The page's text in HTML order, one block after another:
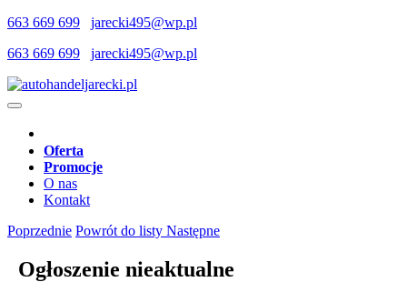
663 669 699
jarecki495@wp.pl
663 669 699
jarecki495@wp.pl
Oferta
Promocje
O nas
Kontakt
Poprzednie Powrót do listy Następne
Ogłoszenie nieaktualne